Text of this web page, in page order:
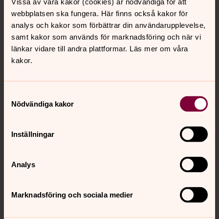
webbplatsen ska fungera. Här finns också kakor för
analys och kakor som förbättrar din användarupplevelse,
samt kakor som används för marknadsföring och när vi
länkar vidare till andra plattformar. Läs mer om våra
kakor.
Nödvändiga kakor
Inställningar
Analys
Marknadsföring och sociala medier
Peace Concert
11 augusti 20.00
S:ta Maria kyrka
Fem körer från hela världen, bland andra Maria
manifestation där körsång, musik och gemenskap
en fredligare värld. Maria Gospel Fyra andra körer
behövs. För information om biljetter se
12 augusti 08.00
Celebration Concert